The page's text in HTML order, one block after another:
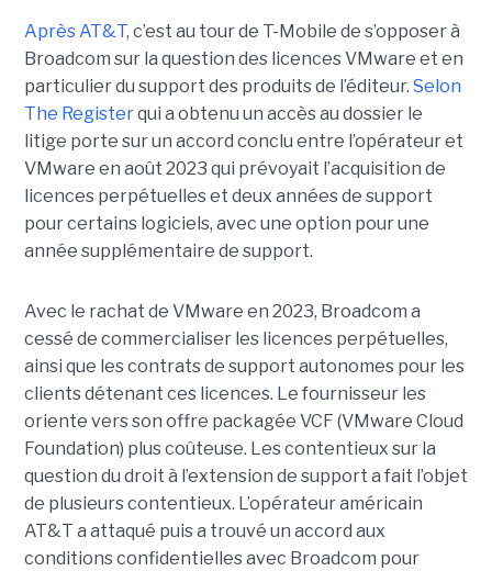
Après AT&T, c’est au tour de T-Mobile de s’opposer à
Broadcom sur la question des licences VMware et en
particulier du support des produits de l’éditeur. Selon
The Registerqui a obtenu un accès au dossier le
litige porte sur un accord conclu entre l’opérateur et
VMware en août 2023 qui prévoyait l’acquisition de
licences perpétuelles et deux années de support
pour certains logiciels, avec une option pour une
année supplémentaire de support.
Avec le rachat de VMware en 2023, Broadcom a
cessé de commercialiser les licences perpétuelles,
ainsi que les contrats de support autonomes pour les
clients détenant ces licences. Le fournisseur les
oriente vers son offre packagée VCF (VMware Cloud
Foundation) plus coûteuse. Les contentieux sur la
question du droit à l’extension de support a fait l’objet
de plusieurs contentieux. L’opérateur américain
AT&T a attaqué puis a trouvé un accord aux
conditions confidentielles avec Broadcom pour